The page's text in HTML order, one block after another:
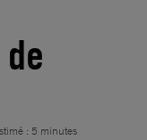
: 5 minutes